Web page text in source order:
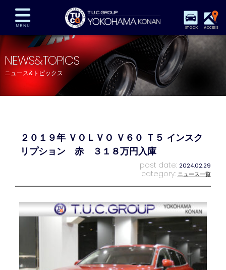
STOCK ACCESS
在庫車両情報 保証&サービス パーツリスト
TUCとは？ 店舗情報 アクセスマップ
全国納車 特別作業 注文販売
プライバシーポリシー スタッフblog
NEWS&TOPICS
ニュース&トピックス
２０１９年 ＶＯＬＶＯ Ｖ６０ Ｔ５ インスク
リプション 赤 ３１８万円入庫
post date: 2024.02.29
category: ニュース一覧